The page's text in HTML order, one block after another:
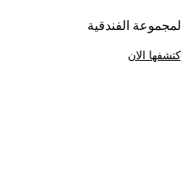
المجموعة الفندقية
إكتشفها الان